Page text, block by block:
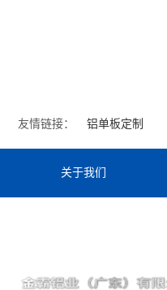
友情链接： 铝单板定制
关于我们